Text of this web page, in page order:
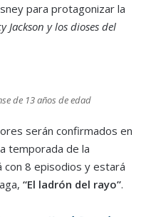
para protagonizar la
Jackson y los dioses del
de 13 años de edad
serán confirmados en
temporada de la
8 episodios y estará
“El ladrón del rayo”.